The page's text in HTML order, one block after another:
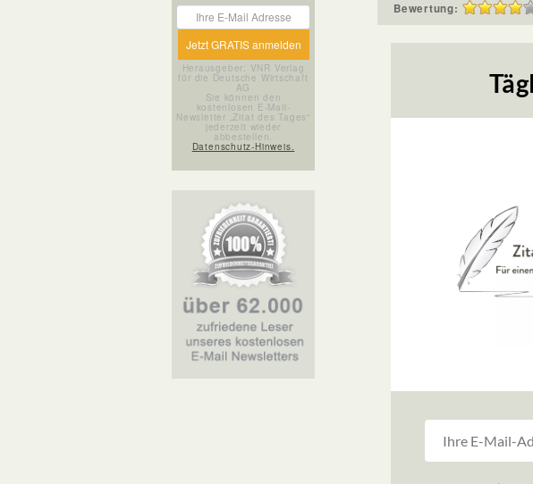
Herausgeber: VNR Verlag
für die Deutsche Wirtschaft
AG
Sie können den
kostenlosen E-Mail-
Newsletter „Zitat des Tages“
jederzeit wieder
abbestellen.
Datenschutz-Hinweis.
Bewertung: